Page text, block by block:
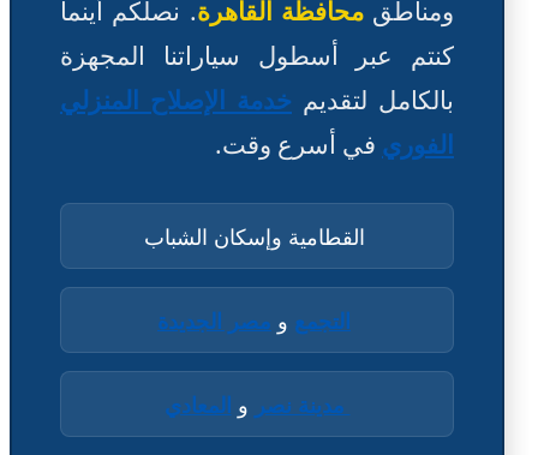
ومناطقمحافظة القاهرة. نصلكم أينما
كنتم عبر أسطول سياراتنا المجهزة
بالكامل لتقديم خدمة الإصلاح المنزلي
الفوري في أسرع وقت.
القطامية وإسكان الشباب
التجمع و مصر الجديدة
مدينة نصر و المعادي